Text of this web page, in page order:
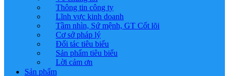
Thông tin công ty
Lĩnh vực kinh doanh
Tầm nhìn, Sứ mệnh, GT Cốt lõi
Cơ sở pháp lý
Đối tác tiêu biểu
Sản phẩm tiêu biểu
Lời cảm ơn
Sản phẩm